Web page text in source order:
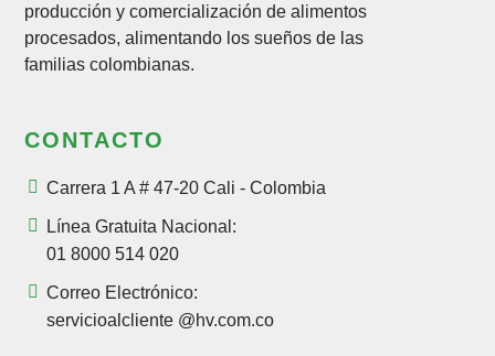
producción y comercialización de alimentos
procesados, alimentando los sueños de las
familias colombianas.
CONTACTO
Carrera 1 A # 47-20 Cali - Colombia
Línea Gratuita Nacional:
01 8000 514 020
Correo Electrónico:
servicioalcliente @hv.com.co